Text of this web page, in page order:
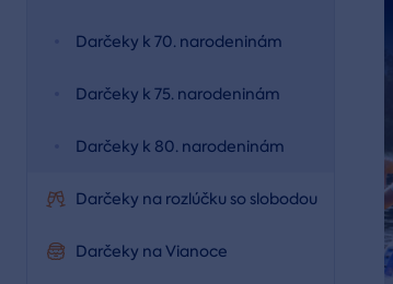
Darčeky k 70. narodeninám
Darčeky k 75. narodeninám
Darčeky k 80. narodeninám
Darčeky na rozlúčku so slobodou
Darčeky na Vianoce